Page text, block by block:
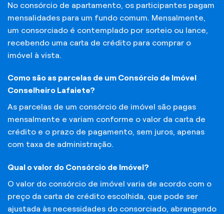
No consórcio de apartamento, os participantes pagam
mensalidades para um fundo comum. Mensalmente,
um consorciado é contemplado por sorteio ou lance,
recebendo uma carta de crédito para comprar o
imóvel à vista.
Como são as parcelas de um Consórcio de Imóvel
Conselheiro Lafaiete?
As parcelas de um consórcio de imóvel são pagas
mensalmente e variam conforme o valor da carta de
crédito e o prazo de pagamento, sem juros, apenas
com taxa de administração.
Qual o valor do Consórcio de Imóvel?
O valor do consórcio de imóvel varia de acordo com o
preço da carta de crédito escolhida, que pode ser
ajustada às necessidades do consorciado, abrangendo